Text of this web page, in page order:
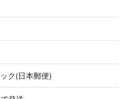
ク(日本郵便)